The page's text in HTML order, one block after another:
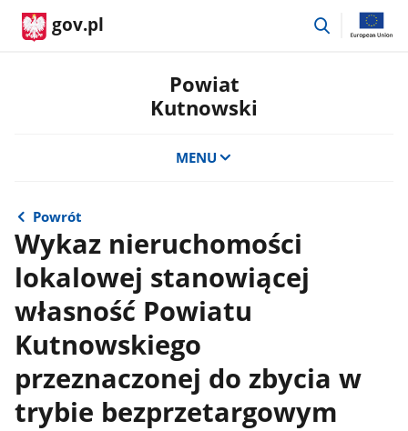
gov.pl
przejdź
Powiat
Kutnowski
MENU
Powrót
Wykaz nieruchomości
lokalowej stanowiącej
własność Powiatu
Kutnowskiego
przeznaczonej do zbycia w
trybie bezprzetargowym